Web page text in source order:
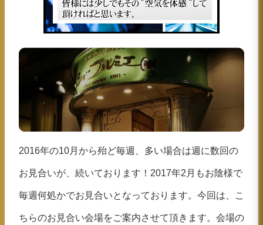
2016年の10月から殆ど毎週、多い場合は週に数回の
お見合いが、続いております！2017年2月もお陰様で
毎週何処かでお見合いとなっております。今回は、こ
ちらのお見合い会場をご案内させて頂きます。会場の